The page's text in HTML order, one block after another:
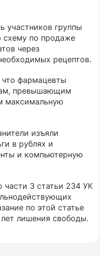
участников группы
схему по продаже
через
рецептов.
что фармацевты
превышающим
максимальную
изъяли
в рублях и
и компьютерную
части 3 статьи 234 УК
по этой статье
лишения свободы.